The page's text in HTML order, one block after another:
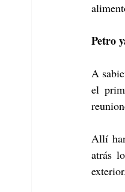
Petro
A
el
Allí
atrás
exterior.